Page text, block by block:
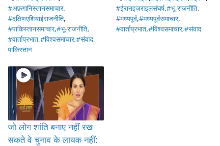
#अफ़ग़ानिस्तानसमाचार,
#दक्षिणएशियाईराजनीति,
#पाकिस्तानसमाचार,#भू-राजनीति,
#वार्ताप्रभात,#विश्वसमाचार,#संवाद,
पाकिस्तान
#ईरानइज़राइलसंघर्ष,#भू-राजनीति,
#मध्यपूर्व,#मध्यपूर्वसमाचार,
#वार्ताप्रभात,#विश्वसमाचार,#संवाद
जो लोग शांति बनाए नहीं रख
सकते वे चुनाव के लायक नहीं: